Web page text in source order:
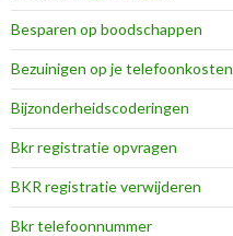
Besparen op boodschappen
Bezuinigen op je telefoonkosten
Bijzonderheidscoderingen
Bkr registratie opvragen
BKR registratie verwijderen
Bkr telefoonnummer